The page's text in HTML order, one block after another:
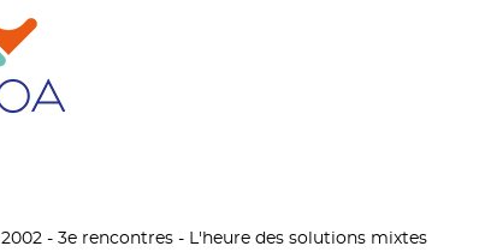
2002 - 3e rencontres - L'heure des solutions mixtes